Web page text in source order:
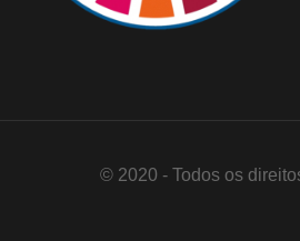
© 2020 - Todos os